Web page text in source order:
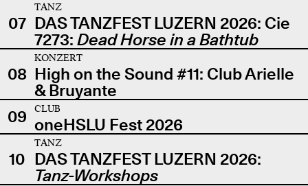
07
TANZ
DAS TANZFEST LUZERN 2026: Cie
7273: Dead Horse in a Bathtub
08
KONZERT
High on the Sound #11: Club Arielle
& Bruyante
09
CLUB
oneHSLU Fest 2026
10
TANZ
DAS TANZFEST LUZERN 2026:
Tanz-Workshops